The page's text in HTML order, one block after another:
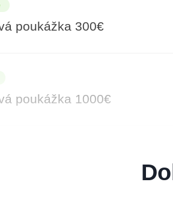
poukážka 300€
poukážka 1000€